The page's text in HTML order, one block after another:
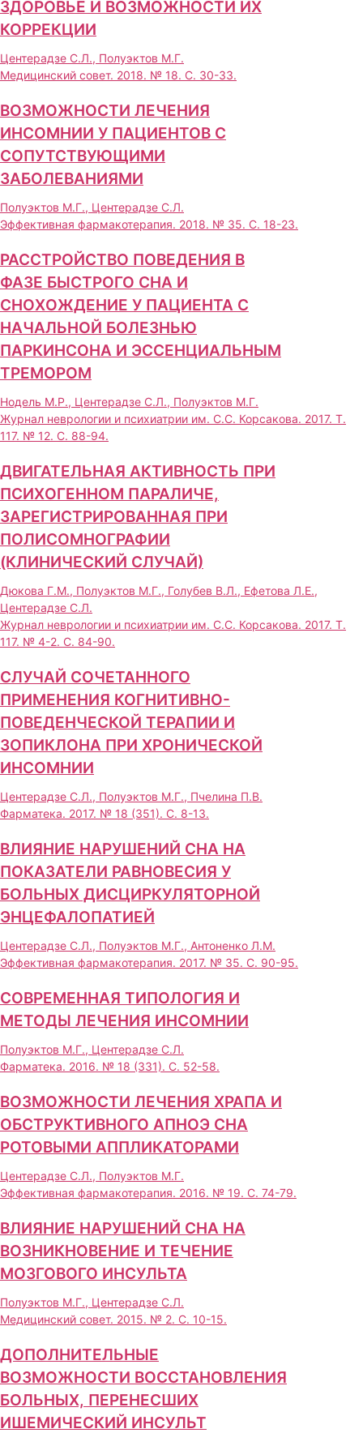
ЗДОРОВЬЕ И ВОЗМОЖНОСТИ ИХ
КОРРЕКЦИИ
Центерадзе С.Л., Полуэктов М.Г.
Медицинский совет. 2018. № 18. С. 30-33.
ВОЗМОЖНОСТИ ЛЕЧЕНИЯ
ИНСОМНИИ У ПАЦИЕНТОВ С
СОПУТСТВУЮЩИМИ
ЗАБОЛЕВАНИЯМИ
Полуэктов М.Г., Центерадзе С.Л.
Эффективная фармакотерапия. 2018. № 35. С. 18-23.
РАССТРОЙСТВО ПОВЕДЕНИЯ В
ФАЗЕ БЫСТРОГО СНА И
СНОХОЖДЕНИЕ У ПАЦИЕНТА С
НАЧАЛЬНОЙ БОЛЕЗНЬЮ
ПАРКИНСОНА И ЭССЕНЦИАЛЬНЫМ
ТРЕМОРОМ
Нодель М.Р., Центерадзе С.Л., Полуэктов М.Г.
Журнал неврологии и психиатрии им. C.C. Корсакова. 2017. Т.
117. № 12. С. 88-94.
ДВИГАТЕЛЬНАЯ АКТИВНОСТЬ ПРИ
ПСИХОГЕННОМ ПАРАЛИЧЕ,
ЗАРЕГИСТРИРОВАННАЯ ПРИ
ПОЛИСОМНОГРАФИИ
(КЛИНИЧЕСКИЙ СЛУЧАЙ)
Дюкова Г.М., Полуэктов М.Г., Голубев В.Л., Ефетова Л.Е.,
Центерадзе С.Л.
Журнал неврологии и психиатрии им. C.C. Корсакова. 2017. Т.
117. № 4-2. С. 84-90.
СЛУЧАЙ СОЧЕТАННОГО
ПРИМЕНЕНИЯ КОГНИТИВНО-
ПОВЕДЕНЧЕСКОЙ ТЕРАПИИ И
ЗОПИКЛОНА ПРИ ХРОНИЧЕСКОЙ
ИНСОМНИИ
Центерадзе С.Л., Полуэктов М.Г., Пчелина П.В.
Фарматека. 2017. № 18 (351). С. 8-13.
ВЛИЯНИЕ НАРУШЕНИЙ СНА НА
ПОКАЗАТЕЛИ РАВНОВЕСИЯ У
БОЛЬНЫХ ДИСЦИРКУЛЯТОРНОЙ
ЭНЦЕФАЛОПАТИЕЙ
Центерадзе С.Л., Полуэктов М.Г., Антоненко Л.М.
Эффективная фармакотерапия. 2017. № 35. С. 90-95.
СОВРЕМЕННАЯ ТИПОЛОГИЯ И
МЕТОДЫ ЛЕЧЕНИЯ ИНСОМНИИ
Полуэктов М.Г., Центерадзе С.Л.
Фарматека. 2016. № 18 (331). С. 52-58.
ВОЗМОЖНОСТИ ЛЕЧЕНИЯ ХРАПА И
ОБСТРУКТИВНОГО АПНОЭ СНА
РОТОВЫМИ АППЛИКАТОРАМИ
Центерадзе С.Л., Полуэктов М.Г.
Эффективная фармакотерапия. 2016. № 19. С. 74-79.
ВЛИЯНИЕ НАРУШЕНИЙ СНА НА
ВОЗНИКНОВЕНИЕ И ТЕЧЕНИЕ
МОЗГОВОГО ИНСУЛЬТА
Полуэктов М.Г., Центерадзе С.Л.
Медицинский совет. 2015. № 2. С. 10-15.
ДОПОЛНИТЕЛЬНЫЕ
ВОЗМОЖНОСТИ ВОССТАНОВЛЕНИЯ
БОЛЬНЫХ, ПЕРЕНЕСШИХ
ИШЕМИЧЕСКИЙ ИНСУЛЬТ